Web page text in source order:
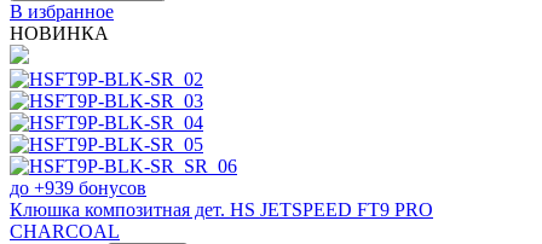
В избранное
НОВИНКА
до +939 бонусов
Клюшка композитная дет. HS JETSPEED FT9 PRO
CHARCOAL